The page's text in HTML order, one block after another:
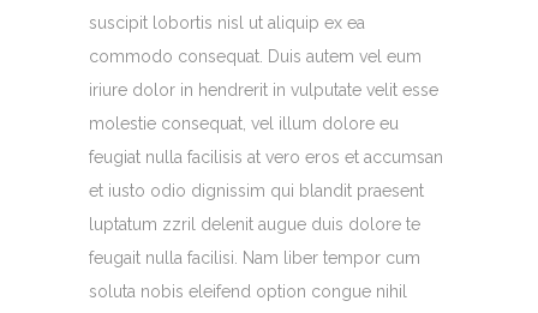
suscipit lobortis nisl ut aliquip ex ea
commodo consequat. Duis autem vel eum
iriure dolor in hendrerit in vulputate velit esse
molestie consequat, vel illum dolore eu
feugiat nulla facilisis at vero eros et accumsan
et iusto odio dignissim qui blandit praesent
luptatum zzril delenit augue duis dolore te
feugait nulla facilisi. Nam liber tempor cum
soluta nobis eleifend option congue nihil